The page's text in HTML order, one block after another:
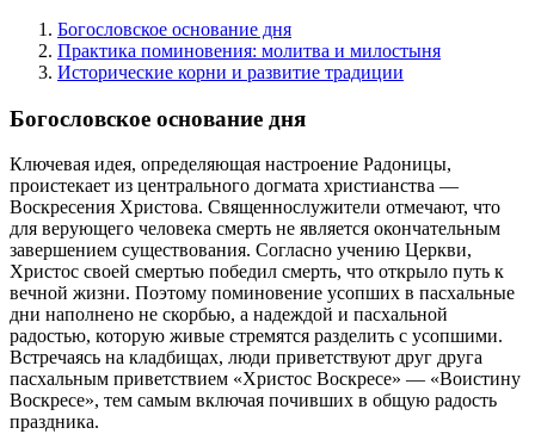
Богословское основание дня
Практика поминовения: молитва и милостыня
Исторические корни и развитие традиции
Богословское основание дня
Ключевая идея, определяющая настроение Радоницы,
проистекает из центрального догмата христианства —
Воскресения Христова. Священнослужители отмечают, что
для верующего человека смерть не является окончательным
завершением существования. Согласно учению Церкви,
Христос своей смертью победил смерть, что открыло путь к
вечной жизни. Поэтому поминовение усопших в пасхальные
дни наполнено не скорбью, а надеждой и пасхальной
радостью, которую живые стремятся разделить с усопшими.
Встречаясь на кладбищах, люди приветствуют друг друга
пасхальным приветствием «Христос Воскресе» — «Воистину
Воскресе», тем самым включая почивших в общую радость
праздника.